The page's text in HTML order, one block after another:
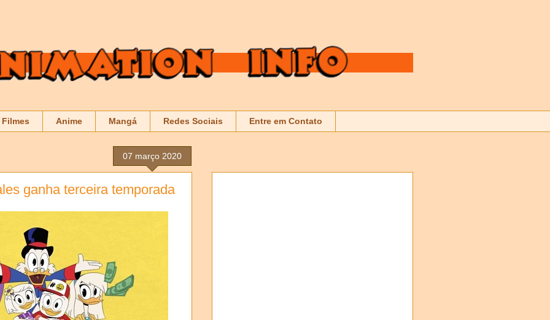
Filmes Anime Mangá Redes Sociais Entre em Contato
07 março 2020
ganha terceira temporada